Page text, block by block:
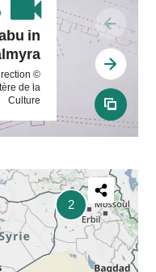
in
de la
Culture
see previous slide
see next slide
see all media
Partager
cette
carte
2